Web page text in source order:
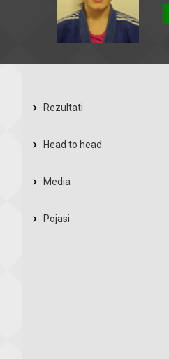
Rezultati
Head to head
Media
Pojasi